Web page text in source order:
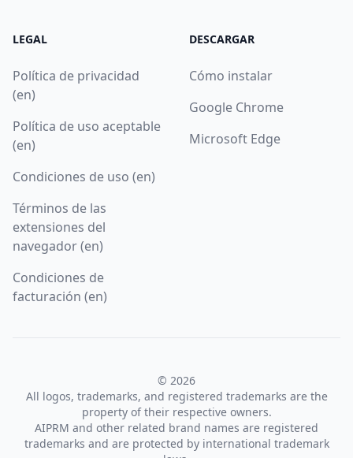
LEGAL
Política de privacidad
(en)
Política de uso aceptable
(en)
Condiciones de uso (en)
Términos de las
extensiones del
navegador (en)
Condiciones de
facturación (en)
DESCARGAR
Cómo instalar
Google Chrome
Microsoft Edge
© 2026
All logos, trademarks, and registered trademarks are the
property of their respective owners.
AIPRM and other related brand names are registered
trademarks and are protected by international trademark